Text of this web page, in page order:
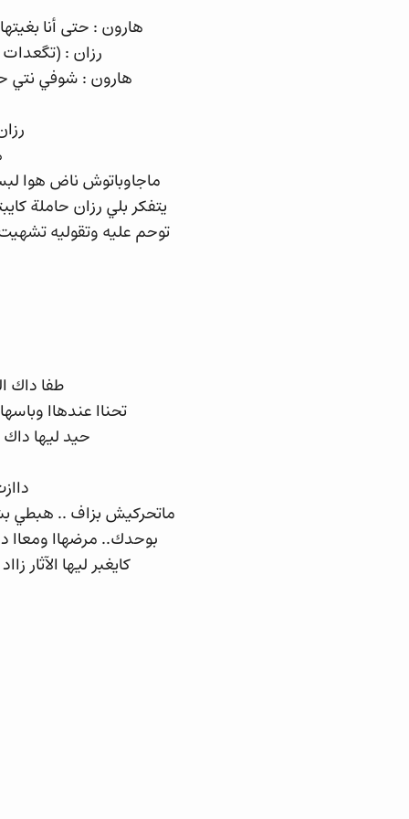
هارون : حتى أنا
رزان : (تگعدات
هارون : شوفي نتي
ماجاوباتوش ناض هوا
يتفكر بلي رزان حاملة
توحم عليه وتقوليه
طفا داك
تحناا عندهاا
حيد ليها
ماتحركيش بزاف .. هبطي
بوحدك.. مرضهاا ومعاا
كايغبر ليها الآثار